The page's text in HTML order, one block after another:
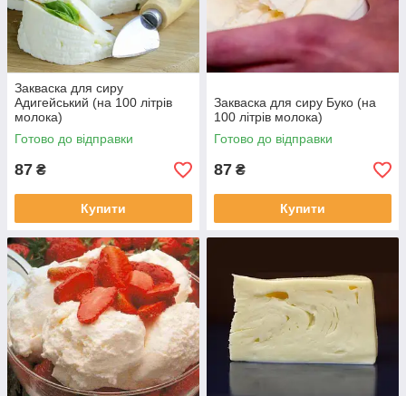
Закваска для сиру
Адигейський (на 100 літрів
молока)
Готово до відправки
87 ₴
Купити
Закваска для сиру Буко (на
100 літрів молока)
Готово до відправки
87 ₴
Купити